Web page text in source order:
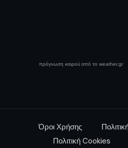
πρόγνωση καιρού από το weather.gr
Όροι Χρήσης
Πολιτική Cookies